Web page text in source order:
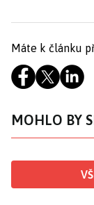
Máte k článku
MOHLO BY